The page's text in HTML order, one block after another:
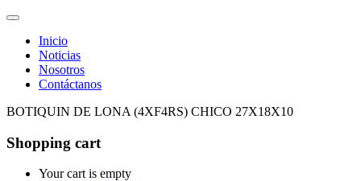
Inicio
Noticias
Nosotros
Contáctanos
BOTIQUIN DE LONA (4XF4RS) CHICO 27X18X10
Shopping cart
Your cart is empty